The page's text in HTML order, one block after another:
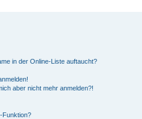
in der Online-Liste auftaucht?
aber nicht mehr anmelden?!
Funktion?